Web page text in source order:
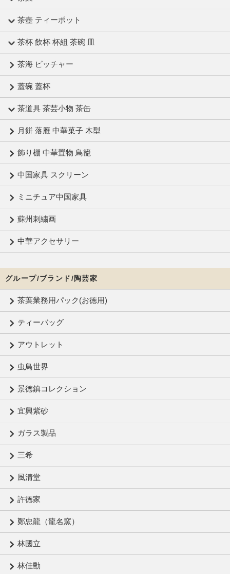
茶壺 ティーポット
茶杯 飲杯 杯組 茶碗 皿
茶海 ピッチャー
蓋碗 蓋杯
茶道具 茶芸小物 茶缶
月餅 落雁 中華菓子 木型
飾り棚 中華置物 鳥籠
中国家具 スクリーン
ミニチュア中国家具
蘇州刺繍画
中華アクセサリー
グループ/ブランド/陶芸家
茶葉業務用パック(お徳用)
ティーバッグ
アウトレット
虫鳥世界
景徳鎮コレクション
宜興紫砂
ガラス製品
三希
風清堂
許徳家
鄭忠龍（龍名窯）
林國立
林佳勳